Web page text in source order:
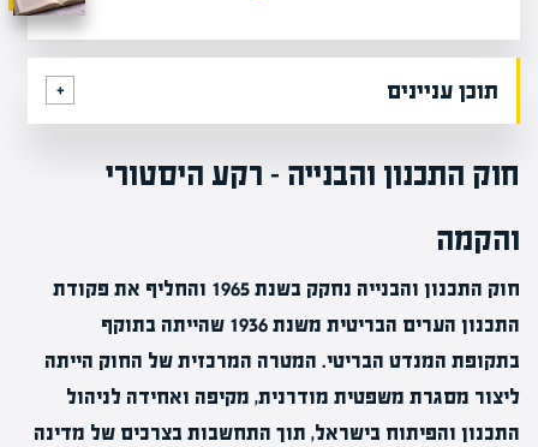
תוכן עניינים
חוק התכנון והבנייה – רקע היסטורי
והקמה
חוק התכנון והבנייה נחקק בשנת 1965 והחליף את פקודת
התכנון הערים הבריטית משנת 1936 שהייתה בתוקף
בתקופת המנדט הבריטי. המטרה המרכזית של החוק הייתה
ליצור מסגרת משפטית מודרנית, מקיפה ואחידה לניהול
התכנון והפיתוח בישראל, תוך התחשבות בצרכים של מדינה